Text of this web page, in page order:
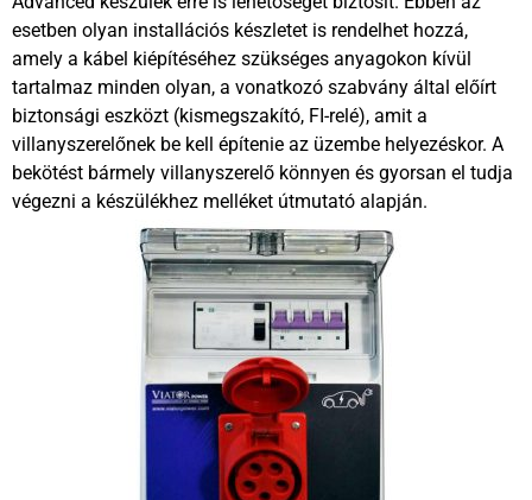
esetben olyan installációs készletet is rendelhet hozzá,
amely a kábel kiépítéséhez szükséges anyagokon kívül
tartalmaz minden olyan, a vonatkozó szabvány által előírt
biztonsági eszközt (kismegszakító, FI-relé), amit a
villanyszerelőnek be kell építenie az üzembe helyezéskor. A
bekötést bármely villanyszerelő könnyen és gyorsan el tudja
végezni a készülékhez melléket útmutató alapján.